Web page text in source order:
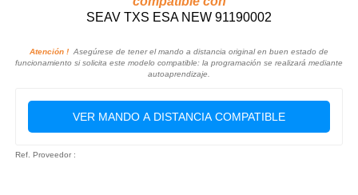
SEAV TXS ESA NEW 91190002
Atención ! Asegúrese de tener el mando a distancia original en buen estado de
funcionamiento si solicita este modelo compatible: la programación se realizará mediante
autoaprendizaje.
VER MANDO A DISTANCIA COMPATIBLE
Ref. Proveedor :